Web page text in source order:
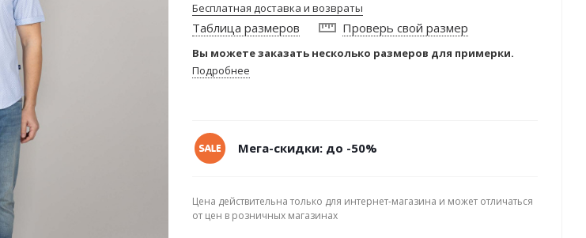
Бесплатная доставка и возвраты
Таблица размеров Проверь свой размер
Вы можете заказать несколько размеров для примерки.
Подробнее
Мега-скидки: до -50%
Цена действительна только для интернет-магазина и может отличаться
от цен в розничных магазинах